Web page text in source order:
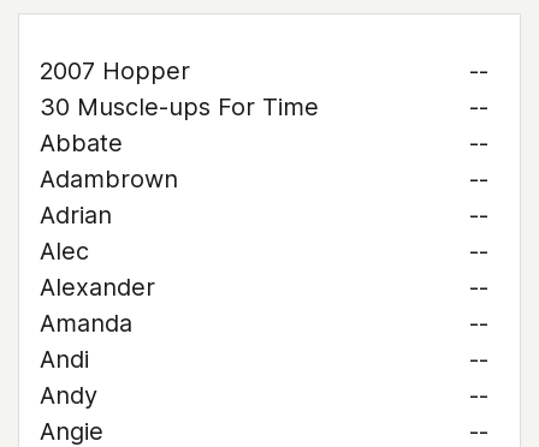
2007 Hopper
--
30 Muscle-ups For Time
--
Abbate
--
Adambrown
--
Adrian
--
Alec
--
Alexander
--
Amanda
--
Andi
--
Andy
--
Angie
--